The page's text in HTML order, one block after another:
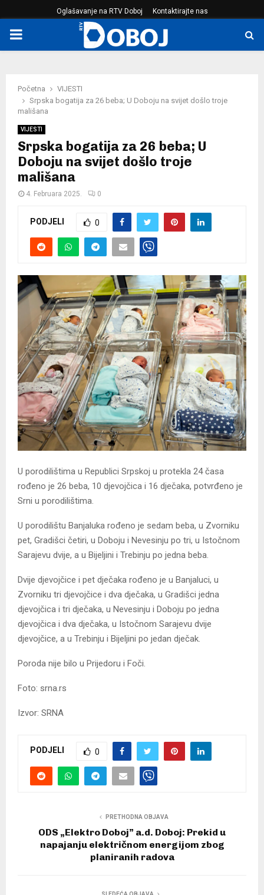
Oglašavanje na RTV Doboj Kontaktirajte nas
PRIMARY
Početna
VIJESTI
Srpska bogatija za 26 beba; U Doboju na svijet došlo troje
mališana
VIJESTI
Srpska bogatija za 26 beba; U
Doboju na svijet došlo troje
mališana
4. Februara 2025. 0
PODJELI 0
U porodilištima u Republici Srpskoj u protekla 24 časa
rođeno je 26 beba, 10 djevojčica i 16 dječaka, potvrđeno je
Srni u porodilištima.
U porodilištu Banjaluka rođeno je sedam beba, u Zvorniku
pet, Gradišci četiri, u Doboju i Nevesinju po tri, u Istočnom
Sarajevu dvije, a u Bijeljini i Trebinju po jedna beba.
Dvije djevojčice i pet dječaka rođeno je u Banjaluci, u
Zvorniku tri djevojčice i dva dječaka, u Gradišci jedna
djevojčica i tri dječaka, u Nevesinju i Doboju po jedna
djevojčica i dva dječaka, u Istočnom Sarajevu dvije
djevojčice, a u Trebinju i Bijeljini po jedan dječak.
Poroda nije bilo u Prijedoru i Foči.
Foto: srna.rs
Izvor: SRNA
PODJELI 0
PRETHODNA OBJAVA
ODS „Elektro Doboj” a.d. Doboj: Prekid u
napajanju električnom energijom zbog
planiranih radova